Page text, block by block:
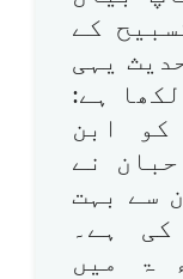
کے
یہی
ہے:
کو ابن
نے
سے بہت
ہے۔
ۃ میں